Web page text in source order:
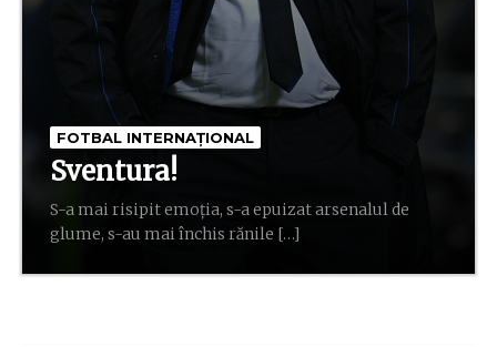
FOTBAL INTERNAȚIONAL
Sventura!
S-a mai risipit emoția, s-a epuizat arsenalul de
glume, s-au mai închis rănile […]